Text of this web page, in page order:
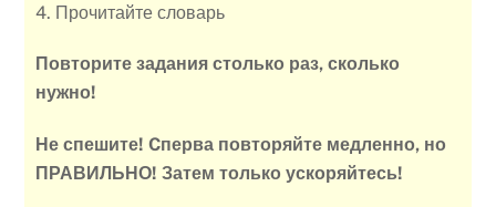
4. Прочитайте словарь
Повторите задания столько раз, сколько
нужно!
Не спешите! Cперва повторяйте медленно, но
ПРАВИЛЬНО! Затем только ускоряйтесь!